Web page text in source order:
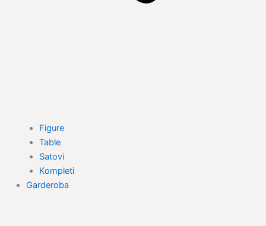
Figure
Table
Satovi
Kompleti
Garderoba